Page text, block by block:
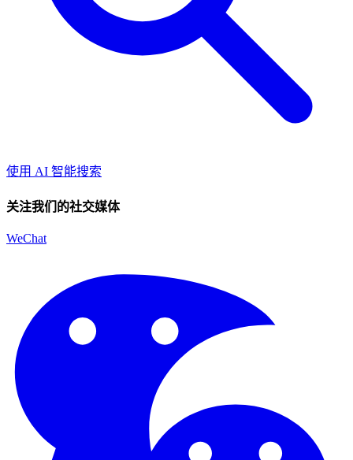
使用 AI 智能搜索
关注我们的社交媒体
WeChat